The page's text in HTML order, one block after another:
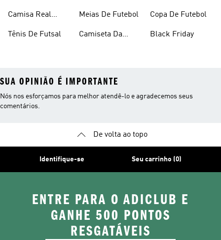
Camisa Real
Tênis De Futsal
Meias De Futebol
Camiseta Da
Copa De Futebol
Black Friday
SUA OPINIÃO É IMPORTANTE
Nós nos esforçamos para melhor atendê-lo e agradecemos seus
comentários.
De volta ao topo
Identifique-se Seu carrinho (0)
ENTRE PARA O ADICLUB E
GANHE 500 PONTOS
RESGATÁVEIS